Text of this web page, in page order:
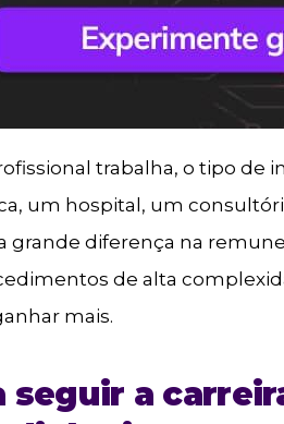
trabalha, o tipo de
um hospital, um
diferença na
de alta
mais.
seguir a